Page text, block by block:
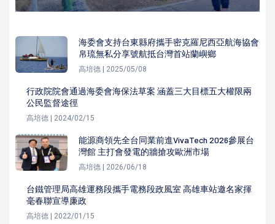
海委會支持台東縣府攜手密克羅尼西亞航海協會
帛琉無私分享號航抵台灣首站蘭嶼鄉
高培德 | 2025/05/08
行政院院會通過海委會海保法草案 涵蓋三大目標五大權限兩
公民監督途徑
高培德 | 2024/02/15
能源商領先全台同業前進VivaTech 2026參展台
灣館 主打會發電的牆搶攻歐洲市場
高培德 | 2026/06/18
台鐵管理局高雄運務段攜手電務段政風室 高雄車站邀名家揮
毫春聯宣導廉政
高培德 | 2022/01/15